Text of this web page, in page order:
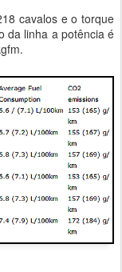
cavalos e o torque
da linha a potência é